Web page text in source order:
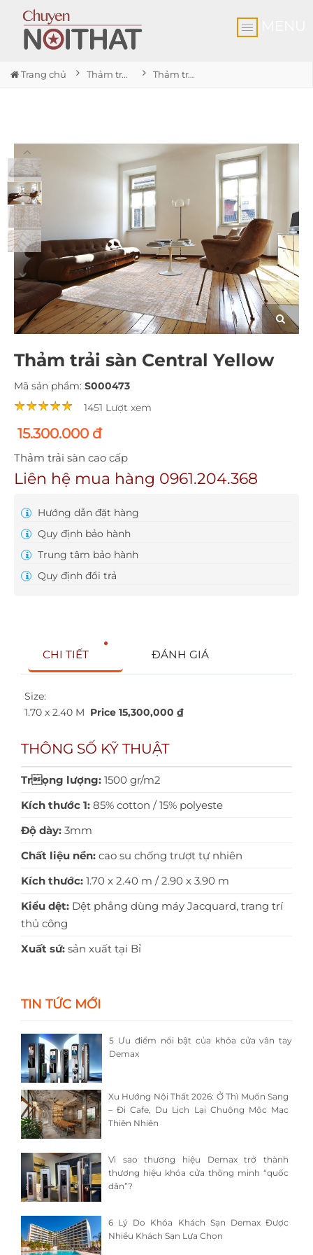
Trang chủ Thảm trải sàn cao cấp Thảm trải sàn Central Yellow
Thảm trải sàn Central Yellow
Mã sản phẩm: S000473
1451 Lượt xem
15.300.000 đ
Thảm trải sàn cao cấp
Liên hệ mua hàng 0961.204.368
Hướng dẫn đặt hàng
Quy định bảo hành
Trung tâm bảo hành
Quy định đổi trả
CHI TIẾT ĐÁNH GIÁ
Size:
1.70 x 2.40 M Price 15,300,000 ₫
THÔNG SỐ KỸ THUẬT
Trọng lượng: 1500 gr/m2
Kích thước 1: 85% cotton / 15% polyeste
Độ dày: 3mm
Chất liệu nền: cao su chống trượt tự nhiên
Kích thước: 1.70 x 2.40 m / 2.90 x 3.90 m
Kiểu dệt: Dệt phẳng dùng máy Jacquard, trang trí
thủ công
Xuất sứ: sản xuất tại Bỉ
TIN TỨC MỚI
5 Ưu điểm nổi bật của khóa cửa vân tay
Demax
Xu Hướng Nội Thất 2026: Ở Thì Muốn Sang
– Đi Cafe, Du Lịch Lại Chuộng Mộc Mạc
Thiên Nhiên
Vì sao thương hiệu Demax trở thành
thương hiệu khóa cửa thông minh “quốc
dân”?
6 Lý Do Khóa Khách Sạn Demax Được
Nhiều Khách Sạn Lựa Chọn